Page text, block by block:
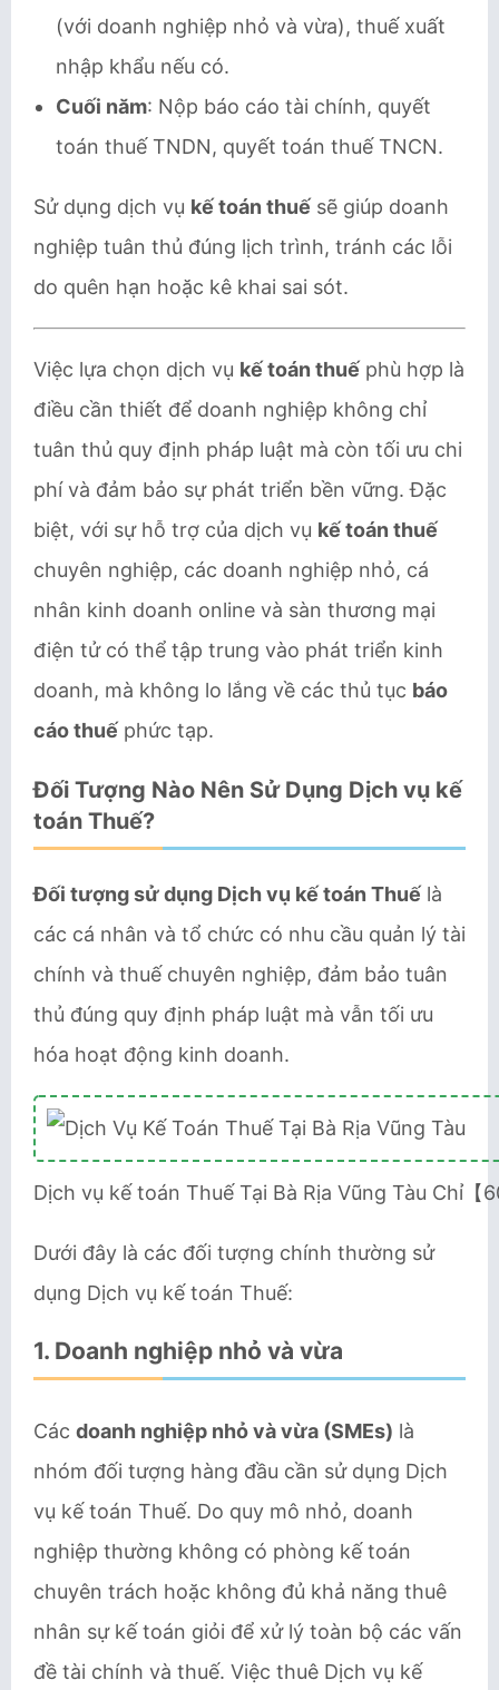
(với doanh nghiệp nhỏ và vừa), thuế xuất
nhập khẩu nếu có.
Cuối năm: Nộp báo cáo tài chính, quyết
toán thuế TNDN, quyết toán thuế TNCN.
Sử dụng dịch vụ kế toán thuế sẽ giúp doanh
nghiệp tuân thủ đúng lịch trình, tránh các lỗi
do quên hạn hoặc kê khai sai sót.
Việc lựa chọn dịch vụ kế toán thuế phù hợp là
điều cần thiết để doanh nghiệp không chỉ
tuân thủ quy định pháp luật mà còn tối ưu chi
phí và đảm bảo sự phát triển bền vững. Đặc
biệt, với sự hỗ trợ của dịch vụ kế toán thuế
chuyên nghiệp, các doanh nghiệp nhỏ, cá
nhân kinh doanh online và sàn thương mại
điện tử có thể tập trung vào phát triển kinh
doanh, mà không lo lắng về các thủ tục báo
cáo thuế phức tạp.
Đối Tượng Nào Nên Sử Dụng Dịch vụ kế
toán Thuế?
Đối tượng sử dụng Dịch vụ kế toán Thuế là
các cá nhân và tổ chức có nhu cầu quản lý tài
chính và thuế chuyên nghiệp, đảm bảo tuân
thủ đúng quy định pháp luật mà vẫn tối ưu
hóa hoạt động kinh doanh.
Dịch vụ kế toán Thuế Tại Bà Rịa Vũng Tàu Chỉ【
Dưới đây là các đối tượng chính thường sử
dụng Dịch vụ kế toán Thuế:
1. Doanh nghiệp nhỏ và vừa
Các doanh nghiệp nhỏ và vừa (SMEs) là
nhóm đối tượng hàng đầu cần sử dụng Dịch
vụ kế toán Thuế. Do quy mô nhỏ, doanh
nghiệp thường không có phòng kế toán
chuyên trách hoặc không đủ khả năng thuê
nhân sự kế toán giỏi để xử lý toàn bộ các vấn
đề tài chính và thuế. Việc thuê Dịch vụ kế